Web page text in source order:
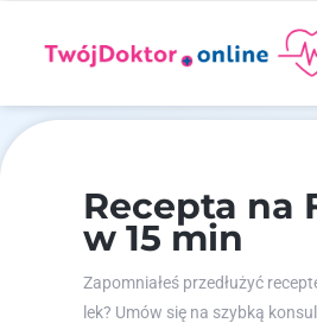
Recepta na
w 15 min
Zapomniałeś przedłużyć
lek? Umów się na szybką